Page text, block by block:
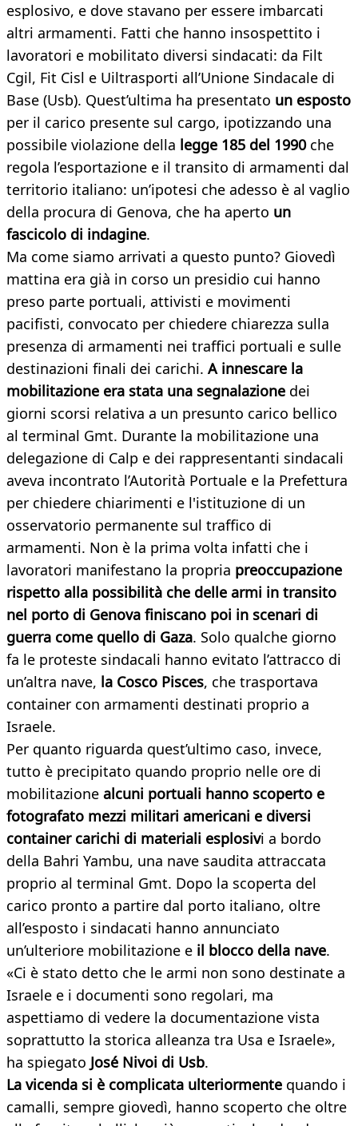
esplosivo, e dove stavano per essere imbarcati
altri armamenti. Fatti che hanno insospettito i
lavoratori e mobilitato diversi sindacati: da Filt
Cgil, Fit Cisl e Uiltrasporti all’Unione Sindacale di
Base (Usb). Quest’ultima ha presentato un esposto
per il carico presente sul cargo, ipotizzando una
possibile violazione della legge 185 del 1990 che
regola l’esportazione e il transito di armamenti dal
territorio italiano: un’ipotesi che adesso è al vaglio
della procura di Genova, che ha aperto un
fascicolo di indagine.
Ma come siamo arrivati a questo punto? Giovedì
mattina era già in corso un presidio cui hanno
preso parte portuali, attivisti e movimenti
pacifisti, convocato per chiedere chiarezza sulla
presenza di armamenti nei traffici portuali e sulle
destinazioni finali dei carichi. A innescare la
mobilitazione era stata una segnalazione dei
giorni scorsi relativa a un presunto carico bellico
al terminal Gmt. Durante la mobilitazione una
delegazione di Calp e dei rappresentanti sindacali
aveva incontrato l’Autorità Portuale e la Prefettura
per chiedere chiarimenti e l'istituzione di un
osservatorio permanente sul traffico di
armamenti. Non è la prima volta infatti che i
lavoratori manifestano la propria preoccupazione
rispetto alla possibilità che delle armi in transito
nel porto di Genova finiscano poi in scenari di
guerra come quello di Gaza. Solo qualche giorno
fa le proteste sindacali hanno evitato l’attracco di
un’altra nave, la Cosco Pisces, che trasportava
container con armamenti destinati proprio a
Israele.
Per quanto riguarda quest’ultimo caso, invece,
tutto è precipitato quando proprio nelle ore di
mobilitazione alcuni portuali hanno scoperto e
fotografato mezzi militari americani e diversi
container carichi di materiali esplosivi a bordo
della Bahri Yambu, una nave saudita attraccata
proprio al terminal Gmt. Dopo la scoperta del
carico pronto a partire dal porto italiano, oltre
all’esposto i sindacati hanno annunciato
un’ulteriore mobilitazione e il blocco della nave.
«Ci è stato detto che le armi non sono destinate a
Israele e i documenti sono regolari, ma
aspettiamo di vedere la documentazione vista
soprattutto la storica alleanza tra Usa e Israele»,
ha spiegato José Nivoi di Usb.
La vicenda si è complicata ulteriormente quando i
camalli, sempre giovedì, hanno scoperto che oltre